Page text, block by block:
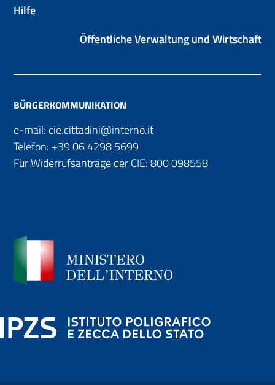
Hilfe
Öffentliche Verwaltung und Wirtschaft
BÜRGERKOMMUNIKATION
e-mail: cie.cittadini@interno.it
Telefon: +39 06 4298 5699
Für Widerrufsanträge der CIE:800 098558